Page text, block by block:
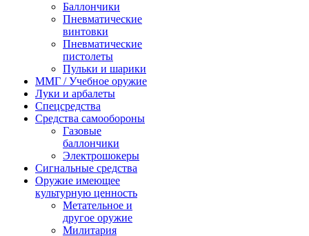
Баллончики
Пневматические
винтовки
Пневматические
пистолеты
Пульки и шарики
ММГ / Учебное оружие
Луки и арбалеты
Спецсредства
Средства самообороны
Газовые
баллончики
Электрошокеры
Сигнальные средства
Оружие имеющее
культурную ценность
Метательное и
другое оружие
Милитария